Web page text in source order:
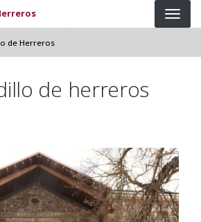
principal
de Herreros
de herreros